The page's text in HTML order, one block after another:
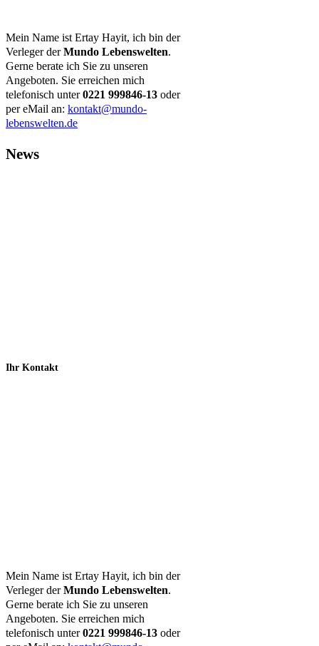
Mein Name ist Ertay Hayit, ich bin der
Verleger derMundo Lebenswelten.
Gerne berate ich Sie zu unseren
Angeboten. Sie erreichen mich
telefonisch unter0221 999846-13 oder
per eMail an: kontakt@mundo-
lebenswelten.de
News
Ihr Kontakt
Mein Name ist Ertay Hayit, ich bin der
Verleger derMundo Lebenswelten.
Gerne berate ich Sie zu unseren
Angeboten. Sie erreichen mich
telefonisch unter0221 999846-13 oder